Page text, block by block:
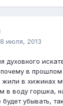
июля, 2013
духовного
в прошлом
в хижинах
в воду горшка,
убывать,